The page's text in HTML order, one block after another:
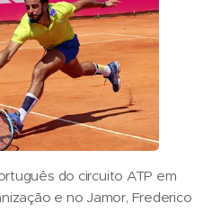
do circuito ATP em
e no Jamor, Frederico